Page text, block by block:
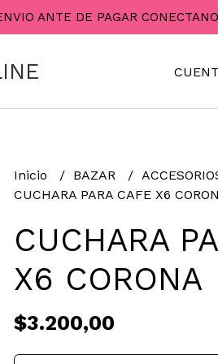
ANTE DE PAGAR
Inicio BAZAR
CUCHARA PARA CAFE X6
CUCHARA
X6 CORONA
$3.200,00